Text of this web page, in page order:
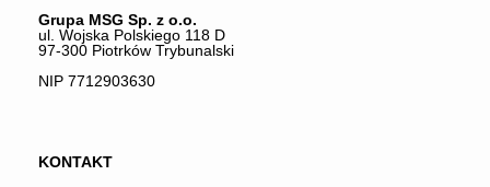
Grupa MSG Sp. z o.o.
ul. Wojska Polskiego 118 D
97-300 Piotrków Trybunalski
NIP 7712903630
KONTAKT